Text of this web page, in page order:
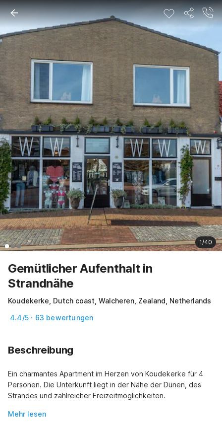
1/40
Gemütlicher Aufenthalt in
Strandnähe
Koudekerke, Dutch coast, Walcheren, Zealand, Netherlands
4.4/5 · 63 bewertungen
Beschreibung
Ein charmantes Apartment im Herzen von Koudekerke für 4
Personen. Die Unterkunft liegt in der Nähe der Dünen, des
Strandes und zahlreicher Freizeitmöglichkeiten.
Mehr lesen